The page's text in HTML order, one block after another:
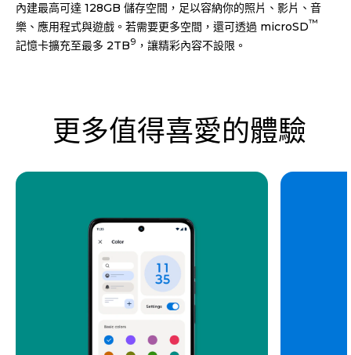
內建最高可達 128GB 儲存空間，足以容納你的照片、影片、音
樂、應用程式與遊戲。若需要更多空間，還可透過 microSD™
記憶卡擴充至最多 2TB9 ，讓精彩內容不設限。
更多值得喜愛的體驗